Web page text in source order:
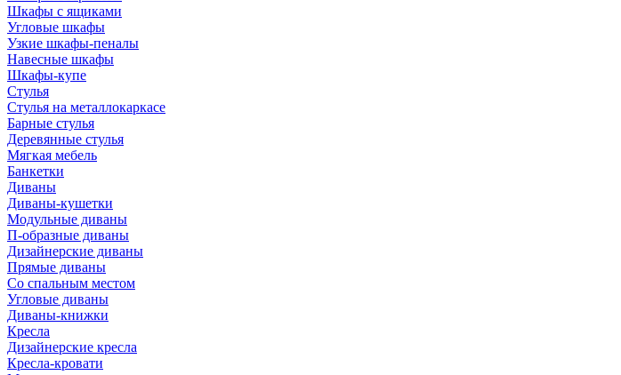
Шкафы с ящиками
Угловые шкафы
Узкие шкафы-пеналы
Навесные шкафы
Шкафы-купе
Стулья
Стулья на металлокаркасе
Барные стулья
Деревянные стулья
Мягкая мебель
Банкетки
Диваны
Диваны-кушетки
Модульные диваны
П-образные диваны
Дизайнерские диваны
Прямые диваны
Со спальным местом
Угловые диваны
Диваны-книжки
Кресла
Дизайнерские кресла
Кресла-кровати